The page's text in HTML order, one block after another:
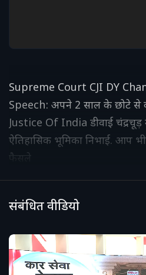
Supreme Court CJI DY
Speech: अपने 2 साल के छोटे से
Justice Of India डीवाई
ऐतिहासिक भूमिका निभाई. आप
फैसले
संबंधित वीडियो